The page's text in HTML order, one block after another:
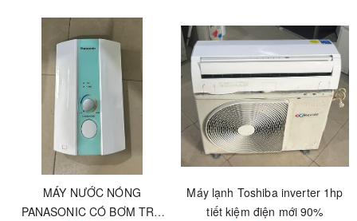
MÁY NƯỚC NÓNG
PANASONIC CÓ BƠM TRỢ
Máy lạnh Toshiba inverter 1hp
tiết kiệm điện mới 90%